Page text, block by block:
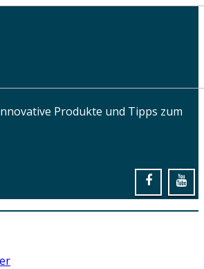
Produkte und Tipps zum